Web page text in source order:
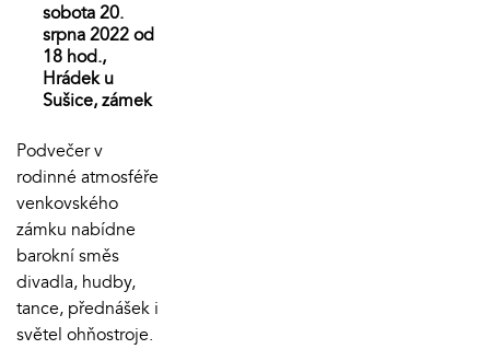
sobota 20.
srpna 2022 od
18 hod.,
Hrádek u
Sušice, zámek
Podvečer v
rodinné atmosféře
venkovského
zámku nabídne
barokní směs
divadla, hudby,
tance, přednášek i
světel ohňostroje.